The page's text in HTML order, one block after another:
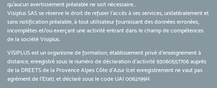
qu’aucun avertissement préalable ne soit nécessaire...
Visiplus SAS se réserve le droit de refuser l'accès à ses services, unilatéralement et
sans notification préalable, à tout utilisateur fournissant des données erronées,
incomplètes et/ou exerçant une activité entrant dans le champ de compétences
de la société Visiplus.
VISIPLUS est un organisme de formation, établissement privé d’enseignement à
distance, enregistré sous le numéro de déclaration d’activité 93060557706 auprès
de la DREETS de la Provence Alpes Côte d’Azur (cet enregistrement ne vaut pas
agrément de l’Etat), et déclaré sous le code UAI 0062199H